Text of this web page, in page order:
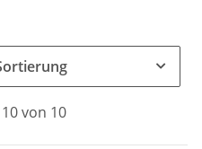
von 10